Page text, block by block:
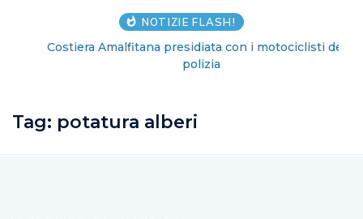
NOTIZIE FLASH!
Costiera Amalfitana presidiata con i motociclisti della
polizia
Tag: potatura alberi